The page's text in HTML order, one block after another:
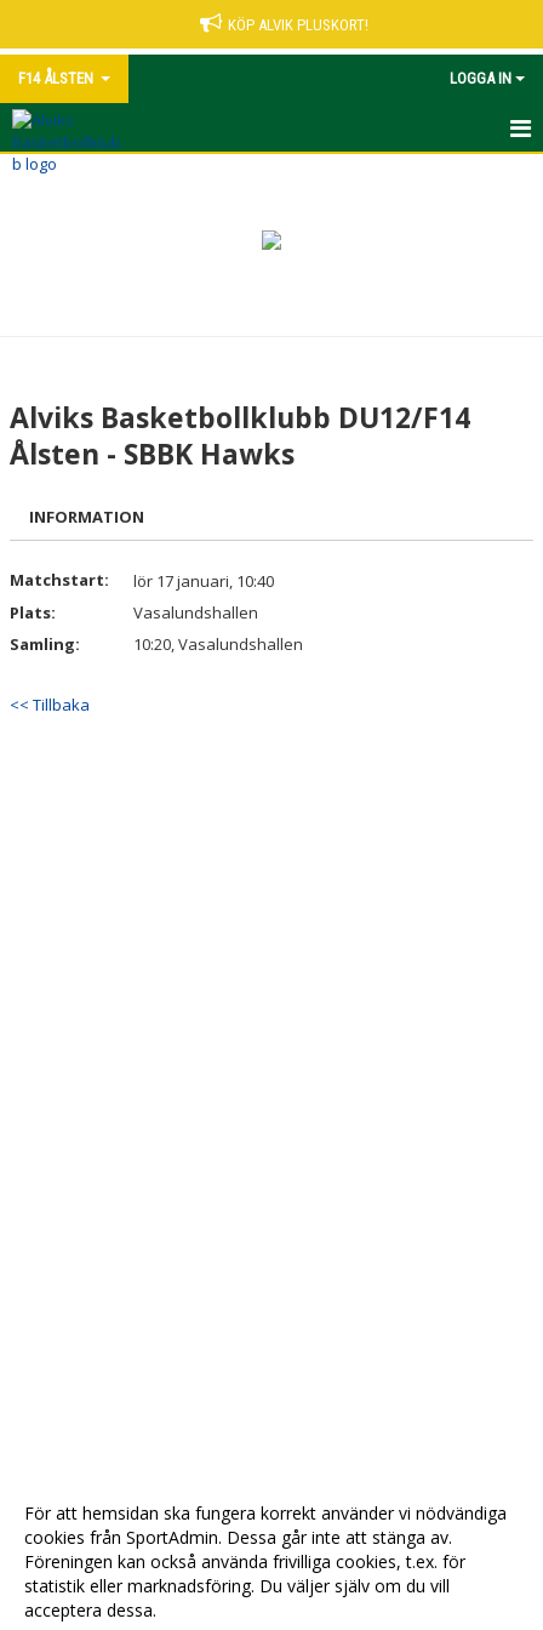
KÖP ALVIK PLUSKORT!
F14 ÅLSTEN LOGGA IN
HEM
BILDGALLERI
KONTAKT
Alviks Basketbollklubb DU12/F14
Ålsten - SBBK Hawks
INFORMATION
Matchstart:
lör 17 januari, 10:40
Plats:
Vasalundshallen
Samling:
10:20, Vasalundshallen
<< Tillbaka
För att hemsidan ska fungera korrekt använder vi nödvändiga
cookies från SportAdmin. Dessa går inte att stänga av.
Föreningen kan också använda frivilliga cookies, t.ex. för
statistik eller marknadsföring. Du väljer själv om du vill
acceptera dessa.